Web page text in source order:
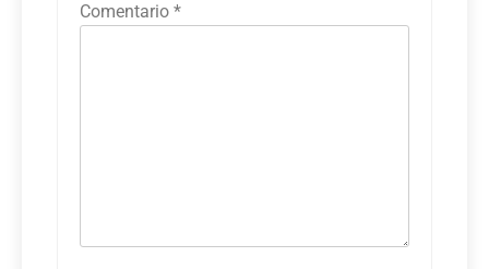
Comentario *